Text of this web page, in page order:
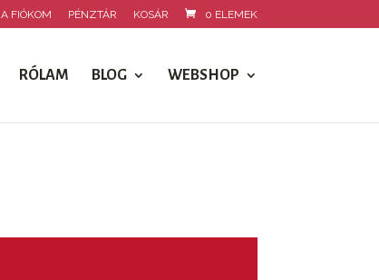
A FIÓKOM PÉNZTÁR KOSÁR 0 ELEMEK
RÓLAM BLOG WEBSHOP